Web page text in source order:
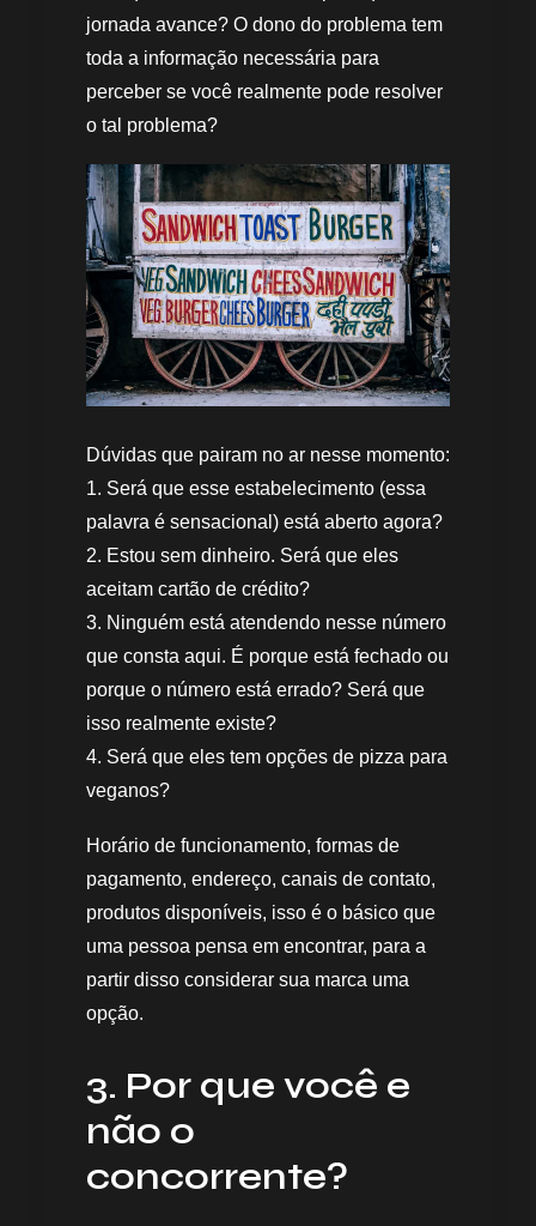
jornada avance? O dono do problema tem
toda a informação necessária para
perceber se você realmente pode resolver
o tal problema?
Dúvidas que pairam no ar nesse momento:
1. Será que esse estabelecimento (essa
palavra é sensacional) está aberto agora?
2. Estou sem dinheiro. Será que eles
aceitam cartão de crédito?
3. Ninguém está atendendo nesse número
que consta aqui. É porque está fechado ou
porque o número está errado? Será que
isso realmente existe?
4. Será que eles tem opções de pizza para
veganos?
Horário de funcionamento, formas de
pagamento, endereço, canais de contato,
produtos disponíveis, isso é o básico que
uma pessoa pensa em encontrar, para a
partir disso considerar sua marca uma
opção.
3. Por que você e
não o
concorrente?